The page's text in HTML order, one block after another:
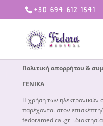
+30 694 612 1541
Πολιτική απορρήτου &
ΓΕΝΙΚΑ
Η χρήση των ηλεκτρονικών
παρέχονται στον
fedoramedical.gr